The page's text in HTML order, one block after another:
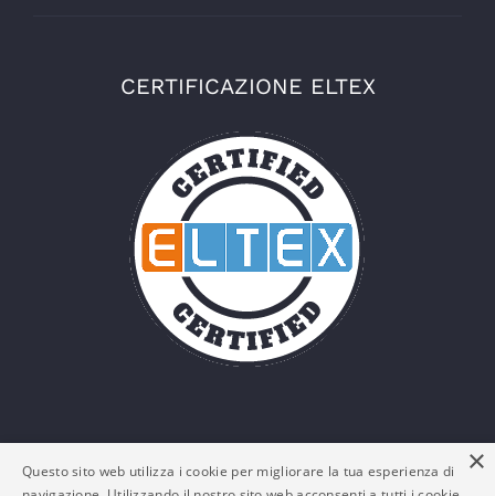
CERTIFICAZIONE ELTEX
×
Questo sito web utilizza i cookie per migliorare la tua esperienza di